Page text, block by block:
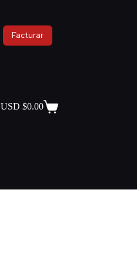
Facturar
USD $0.00